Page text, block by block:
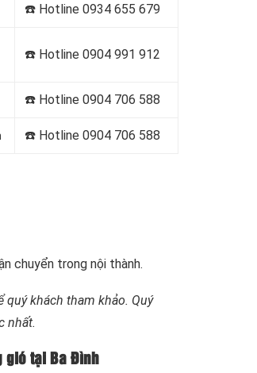
☎️ Hotline 0934 655 679
☎️ Hotline 0904 991 912
☎️ Hotline 0904 706 588
☎️ Hotline 0904 706 588
chuyển trong nội thành.
khách tham khảo. Quý
nhất.
gió tại Ba Đình